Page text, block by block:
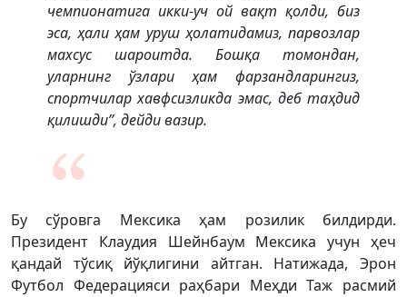
чемпионатига икки-уч ой вақт қолди, биз
эса, ҳали ҳам уруш ҳолатидамиз, парвозлар
махсус шароитда. Бошқа томондан,
уларнинг ўзлари ҳам фарзандларингиз,
спортчилар хавфсизликда эмас, деб таҳдид
қилишди”, дейди вазир.
Бу сўровга Мексика ҳам розилик билдирди.
Президент Клаудия Шейнбаум Мексика учун ҳеч
қандай тўсиқ йўқлигини айтган. Натижада, Эрон
Футбол Федерацияси раҳбари Меҳди Таж расмий